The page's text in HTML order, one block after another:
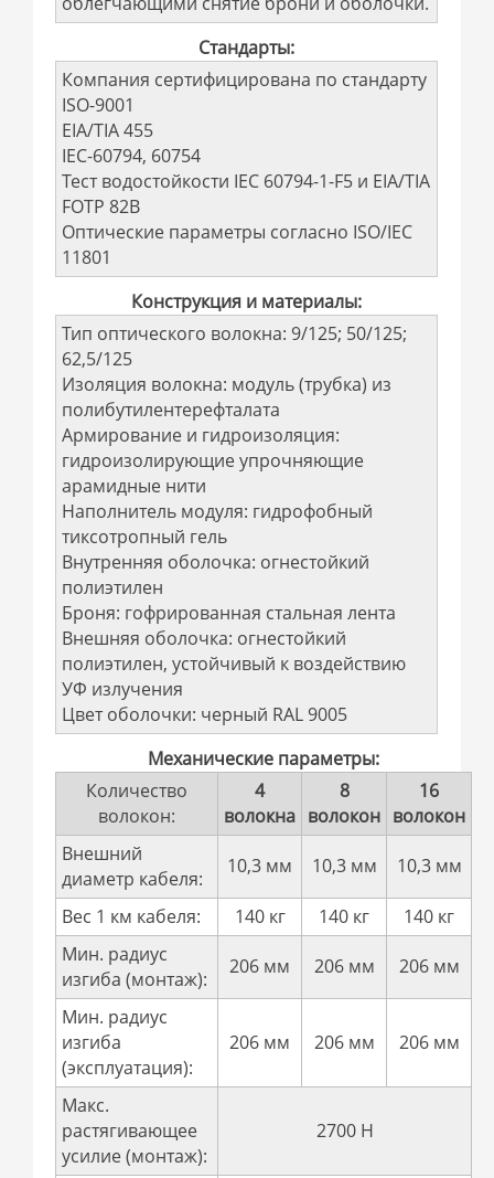
Стандарты:
Компания сертифицирована по стандарту
ISO-9001
EIA/TIA 455
IEC-60794, 60754
Тест водостойкости IEC 60794-1-F5 и EIA/TIA
FOTP 82B
Оптические параметры согласно ISO/IEC
11801
Конструкция и материалы:
Тип оптического волокна: 9/125; 50/125;
62,5/125
Изоляция волокна: модуль (трубка) из
полибутилентерефталата
Армирование и гидроизоляция:
гидроизолирующие упрочняющие
арамидные нити
Наполнитель модуля: гидрофобный
тиксотропный гель
Внутренняя оболочка: огнестойкий
полиэтилен
Броня: гофрированная стальная лента
Внешняя оболочка: огнестойкий
полиэтилен, устойчивый к воздействию
УФ излучения
Цвет оболочки: черный RAL 9005
Механические параметры:
Количество
волокон:
4
волокна
8
волокон
16
волокон
Внешний
диаметр кабеля:
10,3 мм 10,3 мм 10,3 мм
Вес 1 км кабеля: 140 кг 140 кг
140 кг
Мин. радиус
изгиба (монтаж):
206 мм 206 мм 206 мм
Мин. радиус
изгиба
(эксплуатация):
206 мм 206 мм 206 мм
Макс.
растягивающее
усилие (монтаж):
2700 Н